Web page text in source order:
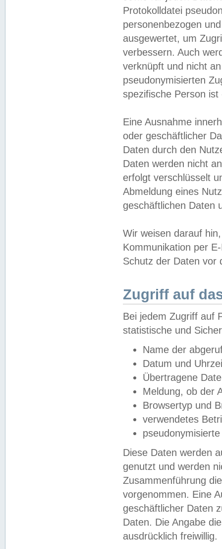
Protokolldatei
personenbezogen
ausgewertet, um
verbessern. Auch
verknüpft und nicht
pseudonymisierten
spezifische Person
Eine Ausnahme
oder geschäftlicher
Daten durch den
Daten werden nicht
erfolgt verschlüsselt
Abmeldung eines
geschäftlichen Daten
Wir weisen darauf
Kommunikation per
Schutz der Daten vor
Zugriff auf
Bei jedem Zugriff auf
statistische und
Name der
Datum und
Übertragene
Meldung, ob der
Browsertyp und
verwendetes
Diese Daten werden
genutzt und werden
Zusammenführung
vorgenommen. Eine
geschäftlicher Daten
Daten. Die Angabe
ausdrücklich freiwillig.